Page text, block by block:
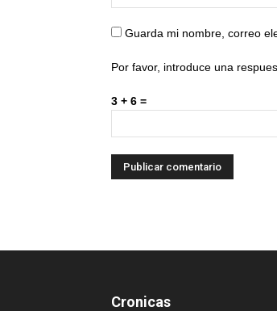
Guarda mi nombre, correo
Por favor, introduce una
3 + 6 =
Cronicas